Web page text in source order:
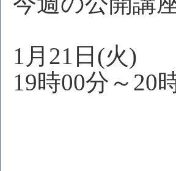
1月21日(火)
19時00分～